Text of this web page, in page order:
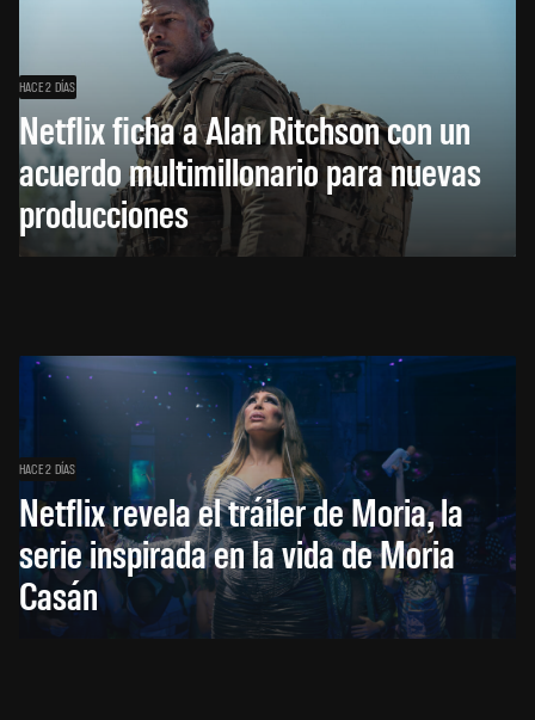
HACE 2 DÍAS
Netflix ficha a Alan Ritchson con un
acuerdo multimillonario para nuevas
producciones
HACE 2 DÍAS
Netflix revela el tráiler de Moria, la
serie inspirada en la vida de Moria
Casán